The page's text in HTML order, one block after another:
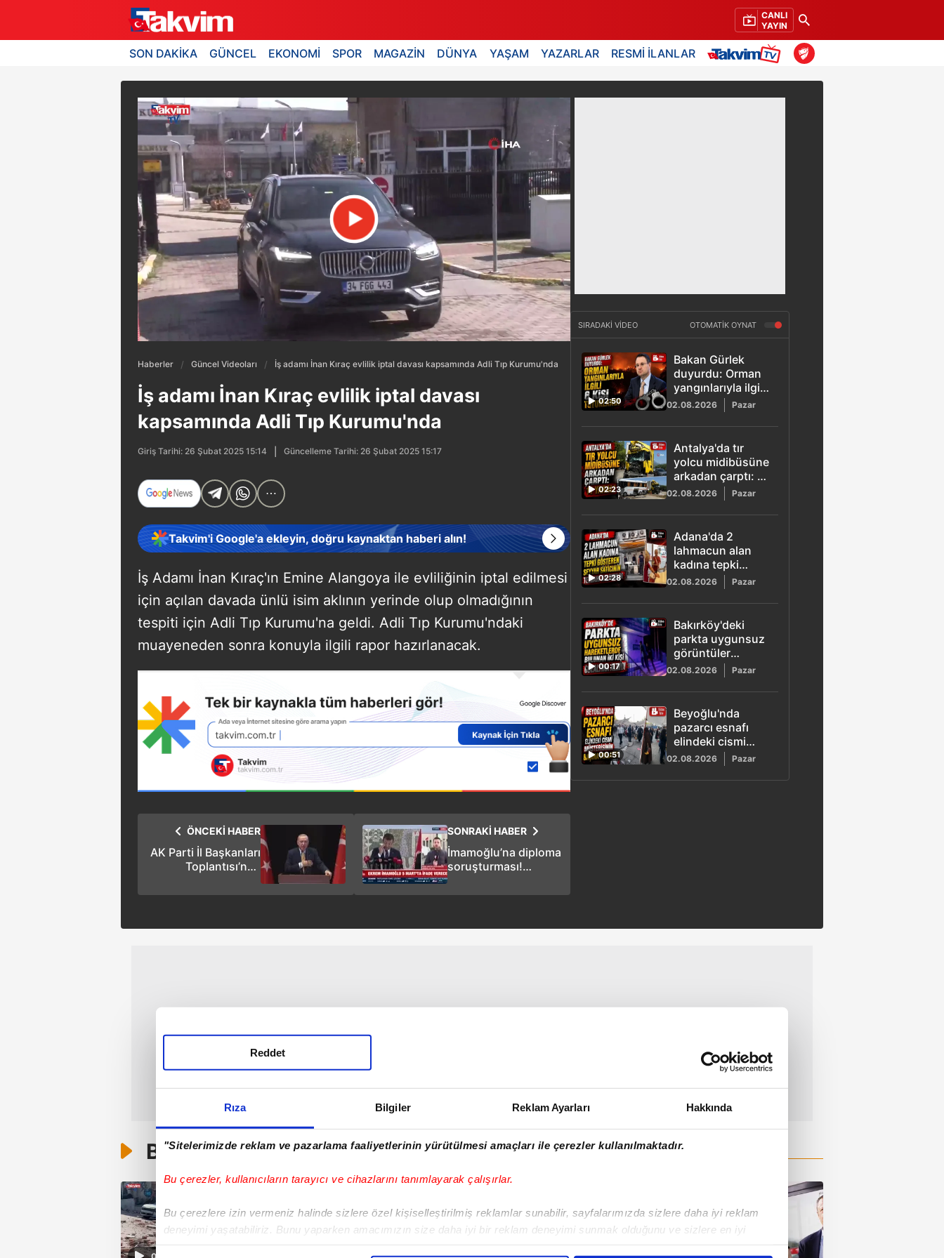
Rıza Bilgiler Reklam Ayarları Hakkında
"Sitelerimizde reklam ve pazarlama faaliyetlerinin yürütülmesi amaçları ile çerezler kullanılmaktadır.
Bu çerezler, kullanıcıların tarayıcı ve cihazlarını tanımlayarak çalışırlar.
Bu çerezlere izin vermeniz halinde sizlere özel kişiselleştirilmiş reklamlar sunabilir, sayfalarımızda sizlere daha iyi reklam
deneyimi yaşatabiliriz. Bunu yaparken amacımızın size daha iyi bir reklam deneyimi sunmak olduğunu ve sizlere en iyi
Reddet
CANLI
YAYIN
SON DAKİKA GÜNCEL EKONOMİ SPOR MAGAZİN DÜNYA YAŞAM YAZARLAR RESMİ İLANLAR
Haberler Güncel Videoları İş adamı İnan Kıraç evlilik iptal davası kapsamında Adli Tıp Kurumu'nda
İş adamı İnan Kıraç evlilik iptal davası
kapsamında Adli Tıp Kurumu'nda
Giriş Tarihi: 26 Şubat 2025 15:14 Güncelleme Tarihi: 26 Şubat 2025 15:17
Takvim'i Google'a ekleyin, doğru kaynaktan haberi alın!
İş Adamı İnan Kıraç'ın Emine Alangoya ile evliliğinin iptal edilmesi
için açılan davada ünlü isim aklının yerinde olup olmadığının
tespiti için Adli Tıp Kurumu'na geldi. Adli Tıp Kurumu'ndaki
muayeneden sonra konuyla ilgili rapor hazırlanacak.
SONRAKİ HABER
İmamoğlu’na diploma
soruşturması!
Üniversitesi’ne yazı
ÖNCEKİ HABER
AK Parti İl Başkanları
Toplantısı’nda
sevgi seli: ‘’İyi ki Reis’’
SIRADAKİ VİDEO OTOMATİK OYNAT
02:50
Bakan Gürlek
duyurdu: Orman
yangınlarıyla ilgili
6 kişi tutuklandı
02.08.2026 Pazar
02:23
Antalya'da tır
yolcu midibüsüne
arkadan çarptı: 11
yaralı
02.08.2026 Pazar
02:28
Adana'da 2
lahmacun alan
kadına tepki
gösteren seyyar
satıcının tezgahı
kaldırıldı
02.08.2026 Pazar
00:17
Bakırköy'deki
parkta uygunsuz
görüntüler
oluşturan
şüpheliler serbest
bırakıldı
02.08.2026 Pazar
00:51
Beyoğlu'nda
pazarcı esnafı
elindeki cismi
müşterisinin
başına fırlattı!
02.08.2026 Pazar
Bunlar da Var